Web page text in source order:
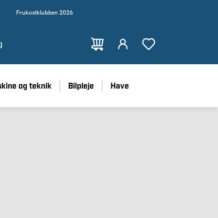
Frukostklubben 2026
og teknik Bilpleje Have